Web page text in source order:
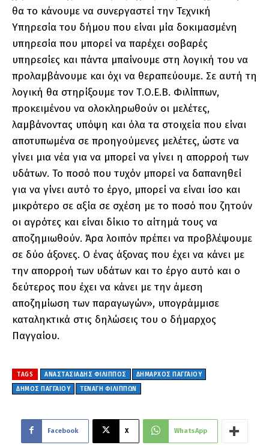
θα το κάνουμε να συνεργαστεί την Τεχνική
Υπηρεσία του δήμου που είναι μία δοκιμασμένη
υπηρεσία που μπορεί να παρέχει σοβαρές
υπηρεσίες και πάντα μπαίνουμε στη λογική του να
προλαμβάνουμε και όχι να θεραπεύουμε. Σε αυτή τη
λογική θα στηρίξουμε τον Τ.Ο.Ε.Β. Φιλίππων,
προκειμένου να ολοκληρωθούν οι μελέτες,
λαμβάνοντας υπόψη και όλα τα στοιχεία που είναι
αποτυπωμένα σε προηγούμενες μελέτες, ώστε να
γίνει μια νέα για να μπορεί να γίνει η απορροή των
υδάτων. Το ποσό που τυχόν μπορεί να δαπανηθεί
για να γίνει αυτό το έργο, μπορεί να είναι ίσο και
μικρότερο σε αξία σε σχέση με το ποσό που ζητούν
οι αγρότες και είναι δίκιο το αίτημά τους να
αποζημιωθούν. Άρα λοιπόν πρέπει να προβλέψουμε
σε δύο άξονες. Ο ένας άξονας που έχει να κάνει με
την απορροή των υδάτων και το έργο αυτό και ο
δεύτερος που έχει να κάνει με την άμεση
αποζημίωση των παραγωγών», υπογράμμισε
καταληκτικά στις δηλώσεις του ο δήμαρχος
Παγγαίου.
TAGS ΑΝΑΣΤΑΣΙΑΔΗΣ ΦΙΛΙΠΠΟΣ
ΔΗΜΑΡΧΟΣ ΠΑΓΓΑΙΟΥ
ΔΗΜΟΣ ΠΑΓΓΑΙΟΥ
ΤΕΝΑΓΗ ΦΙΛΙΠΠΩΝ
Facebook X WhatsApp